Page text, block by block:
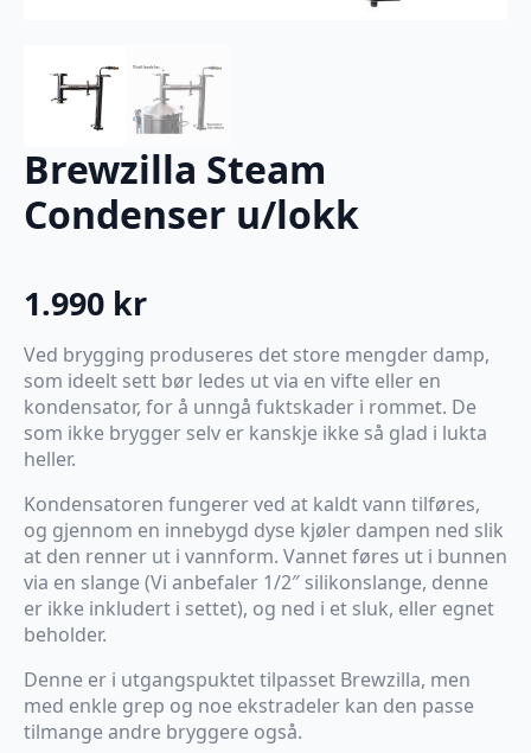
Brewzilla Steam
Condenser u/lokk
1.990 kr
Ved brygging produseres det store mengder damp,
som ideelt sett bør ledes ut via en vifte eller en
kondensator, for å unngå fuktskader i rommet. De
som ikke brygger selv er kanskje ikke så glad i lukta
heller.
Kondensatoren fungerer ved at kaldt vann tilføres,
og gjennom en innebygd dyse kjøler dampen ned slik
at den renner ut i vannform. Vannet føres ut i bunnen
via en slange (Vi anbefaler 1/2″ silikonslange, denne
er ikke inkludert i settet), og ned i et sluk, eller egnet
beholder.
Denne er i utgangspuktet tilpasset Brewzilla, men
med enkle grep og noe ekstradeler kan den passe
tilmange andre bryggere også.